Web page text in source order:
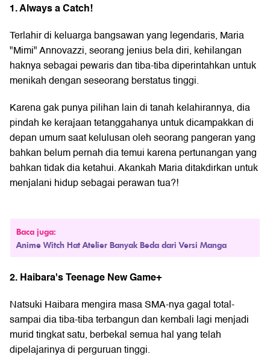
1. Always a Catch!
Terlahir di keluarga bangsawan yang legendaris, Maria
"Mimi" Annovazzi, seorang jenius bela diri, kehilangan
haknya sebagai pewaris dan tiba-tiba diperintahkan untuk
menikah dengan seseorang berstatus tinggi.
Karena gak punya pilihan lain di tanah kelahirannya, dia
pindah ke kerajaan tetanggahanya untuk dicampakkan di
depan umum saat kelulusan oleh seorang pangeran yang
bahkan belum pernah dia temui karena pertunangan yang
bahkan tidak dia ketahui. Akankah Maria ditakdirkan untuk
menjalani hidup sebagai perawan tua?!
Baca juga:
Anime Witch Hat Atelier Banyak Beda dari Versi Manga
2. Haibara's Teenage New Game+
Natsuki Haibara mengira masa SMA-nya gagal total-
sampai dia tiba-tiba terbangun dan kembali lagi menjadi
murid tingkat satu, berbekal semua hal yang telah
dipelajarinya di perguruan tinggi.